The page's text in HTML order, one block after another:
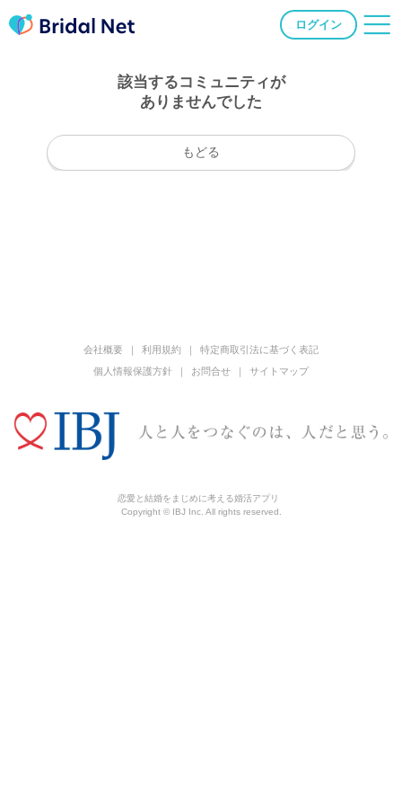
ログイン
該当するコミュニティが
ありませんでした
もどる
会社概要 利用規約
特定商取引法に基づく表記
個人情報保護方針
お問合せ サイトマップ
恋愛と結婚をまじめに考える婚活アプリ
Copyright © IBJ Inc. All rights reserved.